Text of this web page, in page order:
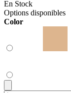
En Stock
Options disponibles
Color